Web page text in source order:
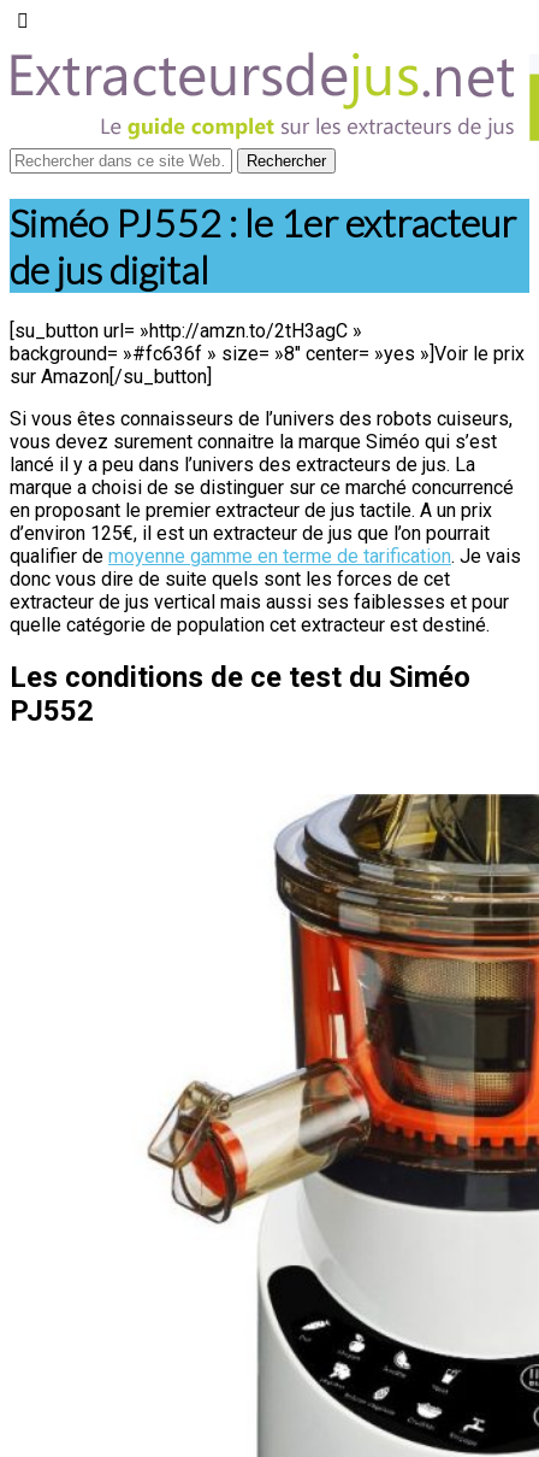
Siméo PJ552 : le 1er extracteur
de jus digital
[su_button url= »http://amzn.to/2tH3agC »
background= »#fc636f » size= »8″ center= »yes »]Voir le prix
sur Amazon[/su_button]
Si vous êtes connaisseurs de l’univers des robots cuiseurs,
vous devez surement connaitre la marque Siméo qui s’est
lancé il y a peu dans l’univers des extracteurs de jus. La
marque a choisi de se distinguer sur ce marché concurrencé
en proposant le premier extracteur de jus tactile. A un prix
d’environ 125€, il est un extracteur de jus que l’on pourrait
qualifier de moyenne gamme en terme de tarification. Je vais
donc vous dire de suite quels sont les forces de cet
extracteur de jus vertical mais aussi ses faiblesses et pour
quelle catégorie de population cet extracteur est destiné.
Les conditions de ce test du Siméo
PJ552